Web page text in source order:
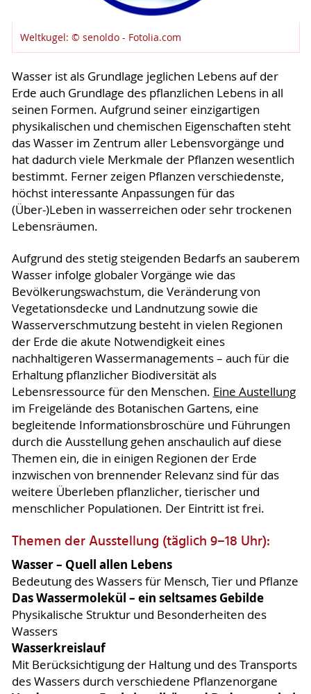
Weltkugel: © senoldo - Fotolia.com
Wasser ist als Grundlage jeglichen Lebens auf der
Erde auch Grundlage des pflanzlichen Lebens in all
seinen Formen. Aufgrund seiner einzigartigen
physikalischen und chemischen Eigenschaften steht
das Wasser im Zentrum aller Lebensvorgänge und
hat dadurch viele Merkmale der Pflanzen wesentlich
bestimmt. Ferner zeigen Pflanzen verschiedenste,
höchst interessante Anpassungen für das
(Über-)Leben in wasserreichen oder sehr trockenen
Lebensräumen.
Aufgrund des stetig steigenden Bedarfs an sauberem
Wasser infolge globaler Vorgänge wie das
Bevölkerungswachstum, die Veränderung von
Vegetationsdecke und Landnutzung sowie die
Wasserverschmutzung besteht in vielen Regionen
der Erde die akute Notwendigkeit eines
nachhaltigeren Wassermanagements – auch für die
Erhaltung pflanzlicher Biodiversität als
Lebensressource für den Menschen. Eine Austellung
im Freigelände des Botanischen Gartens, eine
begleitende Informationsbroschüre und Führungen
durch die Ausstellung gehen anschaulich auf diese
Themen ein, die in einigen Regionen der Erde
inzwischen von brennender Relevanz sind für das
weitere Überleben pflanzlicher, tierischer und
menschlicher Populationen. Der Eintritt ist frei.
Themen der Ausstellung (täglich 9–18 Uhr):
Wasser – Quell allen Lebens
Bedeutung des Wassers für Mensch, Tier und Pflanze
Das Wassermolekül – ein seltsames Gebilde
Physikalische Struktur und Besonderheiten des
Wassers
Wasserkreislauf
Mit Berücksichtigung der Haltung und des Transports
des Wassers durch verschiedene Pflanzenorgane